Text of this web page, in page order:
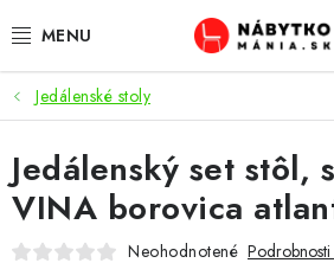
na
VÝPREDAJ
NOVINKY
OBÝVACIA IZBA
Jedálenské stoly
Jedálenský set stôl,
VINA borovica
Neohodnotené